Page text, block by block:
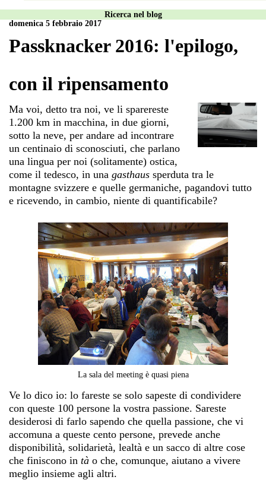
Ricerca nel blog
domenica 5 febbraio 2017
Passknacker 2016: l'epilogo,
con il ripensamento
Ma voi, detto tra noi, ve li sparereste
1.200 km in macchina, in due giorni,
sotto la neve, per andare ad incontrare
un centinaio di sconosciuti, che parlano
una lingua per noi (solitamente) ostica,
come il tedesco, in una gasthaus sperduta tra le
montagne svizzere e quelle germaniche, pagandovi tutto
e ricevendo, in cambio, niente di quantificabile?
La sala del meeting è quasi piena
Ve lo dico io: lo fareste se solo sapeste di condividere
con queste 100 persone la vostra passione. Sareste
desiderosi di farlo sapendo che quella passione, che vi
accomuna a queste cento persone, prevede anche
disponibilità, solidarietà, lealtà e un sacco di altre cose
che finiscono in tà o che, comunque, aiutano a vivere
meglio insieme agli altri.